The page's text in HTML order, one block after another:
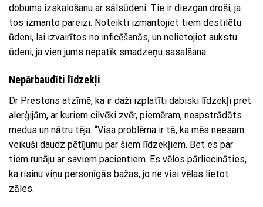
dobuma izskalošanu ar sālsūdeni. Tie ir diezgan droši, ja
tos izmanto pareizi. Noteikti izmantojiet tiem destilētu
ūdeni, lai izvairītos no inficēšanās, un nelietojiet aukstu
ūdeni, ja vien jums nepatīk smadzeņu sasalšana.
Nepārbaudīti līdzekļi
Dr Prestons atzīmē, ka ir daži izplatīti dabiski līdzekļi pret
alerģijām, ar kuriem cilvēki zvēr, piemēram, neapstrādāts
medus un nātru tēja. “Visa problēma ir tā, ka mēs neesam
veikuši daudz pētījumu par šiem līdzekļiem. Bet es par
tiem runāju ar saviem pacientiem. Es vēlos pārliecināties,
ka risinu viņu personīgās bažas, jo ne visi vēlas lietot
zāles.